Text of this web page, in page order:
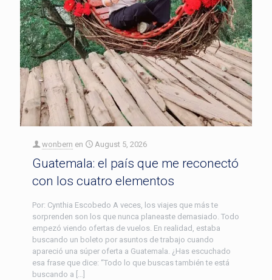
wonbern en August 5, 2026
Guatemala: el país que me reconectó
con los cuatro elementos
Por: Cynthia Escobedo A veces, los viajes que más te
sorprenden son los que nunca planeaste demasiado. Todo
empezó viendo ofertas de vuelos. En realidad, estaba
buscando un boleto por asuntos de trabajo cuando
apareció una súper oferta a Guatemala. ¿Has escuchado
esa frase que dice: “Todo lo que buscas también te está
buscando a […]